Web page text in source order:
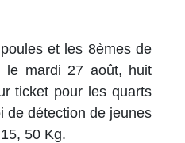
et les 8èmes de
mardi 27 août, huit
ticket pour les quarts
de détection de jeunes
50 Kg.